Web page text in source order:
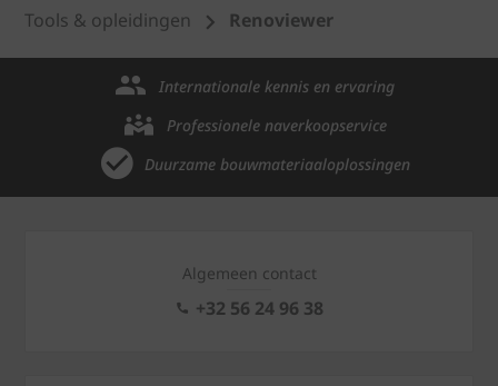
Tools & opleidingen Renoviewer
Internationale kennis en ervaring
Professionele naverkoopservice
Duurzame bouwmateriaaloplossingen
Algemeen contact
+32 56 24 96 38